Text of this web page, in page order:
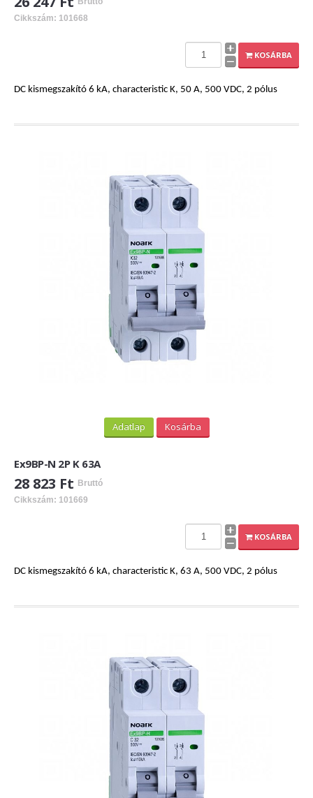
Cikkszám: 101668
KOSÁRBA
DC kismegszakító 6 kA, characteristic K, 50 A, 500 VDC, 2 pólus
Adatlap Kosárba
Ex9BP-N 2P K 63A
28 823 Ft Bruttó
Cikkszám: 101669
KOSÁRBA
DC kismegszakító 6 kA, characteristic K, 63 A, 500 VDC, 2 pólus